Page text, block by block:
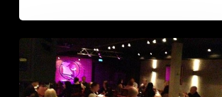
TAMPERE
JA
HELSINKI,